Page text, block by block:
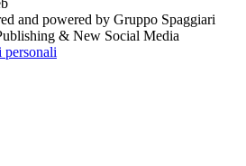
and powered by Gruppo Spaggiari
& New Social Media
personali